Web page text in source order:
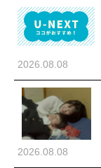
2026.08.08
2026.08.08